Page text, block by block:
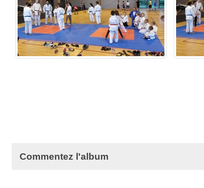
Commentez l'album